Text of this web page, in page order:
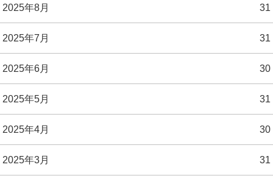
2025年8月 31
2025年7月 31
2025年6月 30
2025年5月 31
2025年4月 30
2025年3月 31